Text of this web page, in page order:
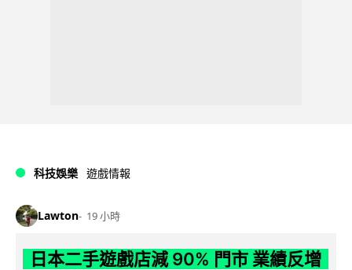
科技娛樂 遊戲情報
Lawton 19 小時
日本二手遊戲店減 90% 門市 業績反增